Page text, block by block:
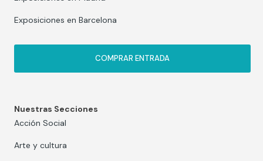
Exposiciones en Barcelona
COMPRAR ENTRADA
Nuestras Secciones
Acción Social
Arte y cultura